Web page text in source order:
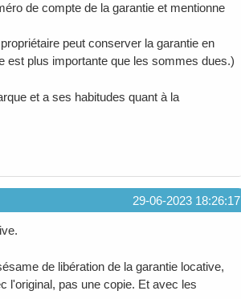
de compte de la garantie et mentionne
peut conserver la garantie en
plus importante que les sommes dues.)
et a ses habitudes quant à la
29-06-2023 18:26:17
de libération de la garantie locative,
l'original, pas une copie. Et avec les